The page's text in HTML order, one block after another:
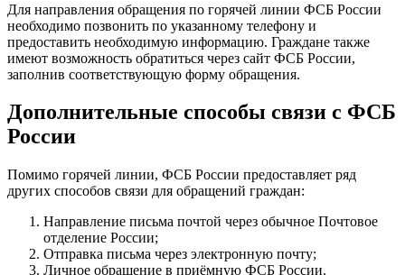
Для направления обращения по горячей линии ФСБ России
необходимо позвонить по указанному телефону и
предоставить необходимую информацию. Граждане также
имеют возможность обратиться через сайт ФСБ России,
заполнив соответствующую форму обращения.
Дополнительные способы связи с ФСБ
России
Помимо горячей линии, ФСБ России предоставляет ряд
других способов связи для обращений граждан:
Направление письма почтой через обычное Почтовое
отделение России;
Отправка письма через электронную почту;
Личное обращение в приёмную ФСБ России.